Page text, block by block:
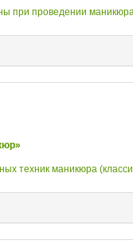
при проведении
техник маникюра